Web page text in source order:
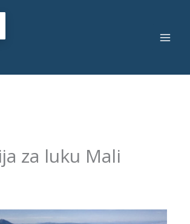
za luku Mali